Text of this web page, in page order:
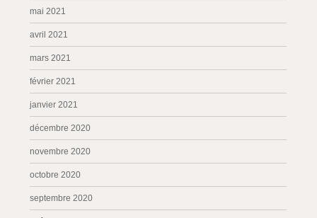
mai 2021
avril 2021
mars 2021
février 2021
janvier 2021
décembre 2020
novembre 2020
octobre 2020
septembre 2020